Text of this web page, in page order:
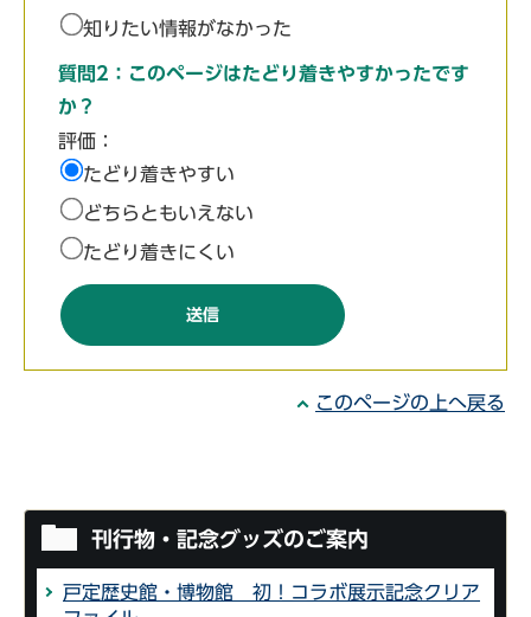
知りたい情報がなかった
質問2：このページはたどり着きやすかったです
か？
評価：
たどり着きやすい
どちらともいえない
たどり着きにくい
このページの上へ戻る
刊行物・記念グッズのご案内
戸定歴史館・博物館 初！コラボ展示記念クリア